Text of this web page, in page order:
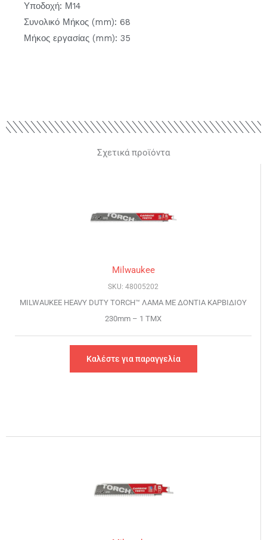
Υποδοχή: Μ14
Συνολικό Μήκος (mm): 68
Μήκος εργασίας (mm): 35
Σχετικά προϊόντα
Milwaukee
SKU: 48005202
MILWAUKEE HEAVY DUTY TORCH™ ΛΑΜΑ ΜΕ ΔΟΝΤΙΑ ΚΑΡΒΙΔΙΟΥ
230mm – 1 TMX
Καλέστε για παραγγελία